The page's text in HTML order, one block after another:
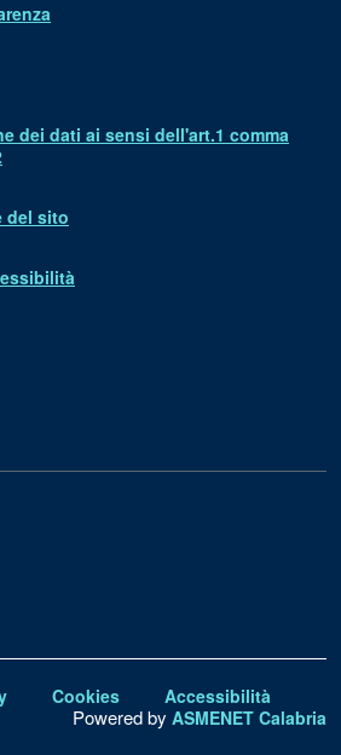
dei dati ai sensi dell'art.1 comma
del sito
Cookies Accessibilità
Powered by ASMENET Calabria